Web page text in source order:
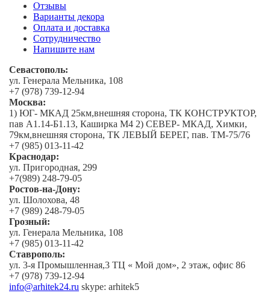
Отзывы
Варианты декора
Оплата и доставка
Сотрудничество
Напишите нам
Севастополь:
ул. Генерала Мельника, 108
+7 (978) 739-12-94
Москва:
1) ЮГ- МКАД 25км,внешняя сторона, ТК КОНСТРУКТОР,
пав А1.14-Б1.13, Каширка М4 2) СЕВЕР- МКАД, Химки,
79км,внешняя сторона, ТК ЛЕВЫЙ БЕРЕГ, пав. ТМ-75/76
+7 (985) 013-11-42
Краснодар:
ул. Пригородная, 299
+7(989) 248-79-05
Ростов-на-Дону:
ул. Шолохова, 48
+7 (989) 248-79-05
Грозный:
ул. Генерала Мельника, 108
+7 (985) 013-11-42
Ставрополь:
ул. 3-я Промышленная,3 ТЦ « Мой дом», 2 этаж, офис 86
+7 (978) 739-12-94
info@arhitek24.ru skype: arhitek5